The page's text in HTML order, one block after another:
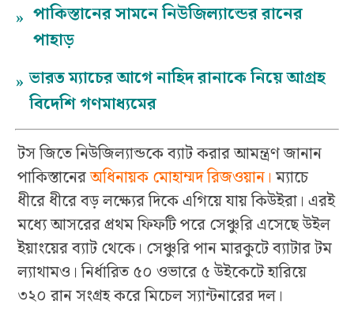
» পাকিস্তানের সামনে নিউজিল্যান্ডের রানের
পাহাড়
» ভারত ম্যাচের আগে নাহিদ রানাকে নিয়ে আগ্রহ
বিদেশি গণমাধ্যমের
টস জিতে নিউজিল্যান্ডকে ব্যাট করার আমন্ত্রণ জানান
পাকিস্তানেরঅধিনায়ক মোহাম্মদ রিজওয়ান। ম্যাচে
ধীরে ধীরে বড় লক্ষ্যের দিকে এগিয়ে যায় কিউইরা। এরই
মধ্যে আসরের প্রথম ফিফটি পরে সেঞ্চুরি এসেছে উইল
ইয়াংয়ের ব্যাট থেকে। সেঞ্চুরি পান মারকুটে ব্যাটার টম
ল্যাথামও। নির্ধারিত ৫০ ওভারে ৫ উইকেটে হারিয়ে
৩২০ রান সংগ্রহ করে মিচেল স্যান্টনারের দল।